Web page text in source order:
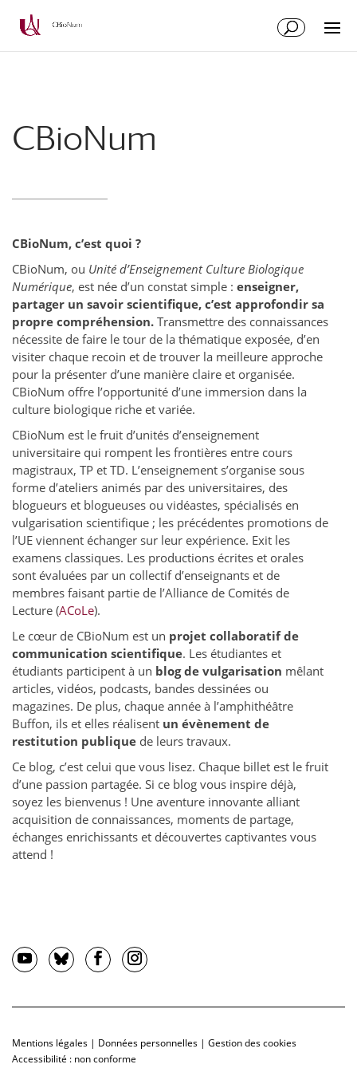
CBioNum
CBioNum, c’est quoi ?
CBioNum, ou Unité d’Enseignement Culture Biologique
Numérique, est née d’un constat simple : enseigner,
partager un savoir scientifique, c’est approfondir sa
propre compréhension. Transmettre des connaissances
nécessite de faire le tour de la thématique exposée, d’en
visiter chaque recoin et de trouver la meilleure approche
pour la présenter d’une manière claire et organisée.
CBioNum offre l’opportunité d’une immersion dans la
culture biologique riche et variée.
CBioNum est le fruit d’unités d’enseignement
universitaire qui rompent les frontières entre cours
magistraux, TP et TD. L’enseignement s’organise sous
forme d’ateliers animés par des universitaires, des
blogueurs et blogueuses ou vidéastes, spécialisés en
vulgarisation scientifique ; les précédentes promotions de
l’UE viennent échanger sur leur expérience. Exit les
examens classiques. Les productions écrites et orales
sont évaluées par un collectif d’enseignants et de
membres faisant partie de l’Alliance de Comités de
Lecture (ACoLe).
Le cœur de CBioNum est un projet collaboratif de
communication scientifique. Les étudiantes et
étudiants participent à un blog de vulgarisation mêlant
articles, vidéos, podcasts, bandes dessinées ou
magazines. De plus, chaque année à l’amphithéâtre
Buffon, ils et elles réalisent un évènement de
restitution publique de leurs travaux.
Ce blog, c’est celui que vous lisez. Chaque billet est le fruit
d’une passion partagée. Si ce blog vous inspire déjà,
soyez les bienvenus ! Une aventure innovante alliant
acquisition de connaissances, moments de partage,
échanges enrichissants et découvertes captivantes vous
attend !
Mentions légales | Données personnelles | Gestion des cookies
Accessibilité : non conforme